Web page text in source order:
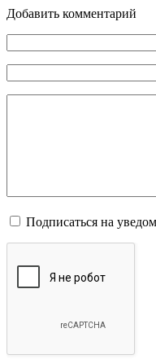
Добавить комментарий
Подписаться на